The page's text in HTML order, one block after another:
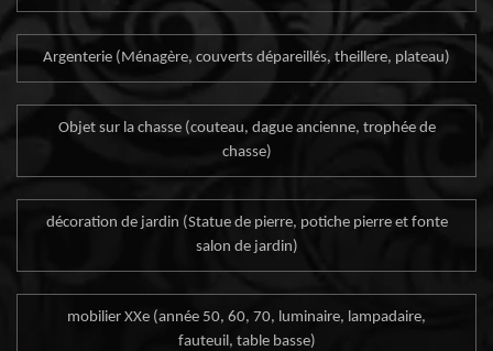
Argenterie (Ménagère, couverts dépareillés, theillere, plateau)
Objet sur la chasse (couteau, dague ancienne, trophée de
chasse)
décoration de jardin (Statue de pierre, potiche pierre et fonte
salon de jardin)
mobilier XXe (année 50, 60, 70, luminaire, lampadaire,
fauteuil, table basse)